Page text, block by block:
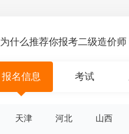
什么推荐你报考二级造价师？
报名信息 考试
天津 河北 山西